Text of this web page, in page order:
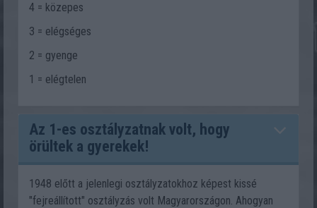
4 = közepes
3 = elégséges
2 = gyenge
1 = elégtelen
Az 1-es osztályzatnak volt, hogy
örültek a gyerekek!
1948 előtt a jelenlegi osztályzatokhoz képest kissé
"fejreállított" osztályzás volt Magyarországon. Ahogyan